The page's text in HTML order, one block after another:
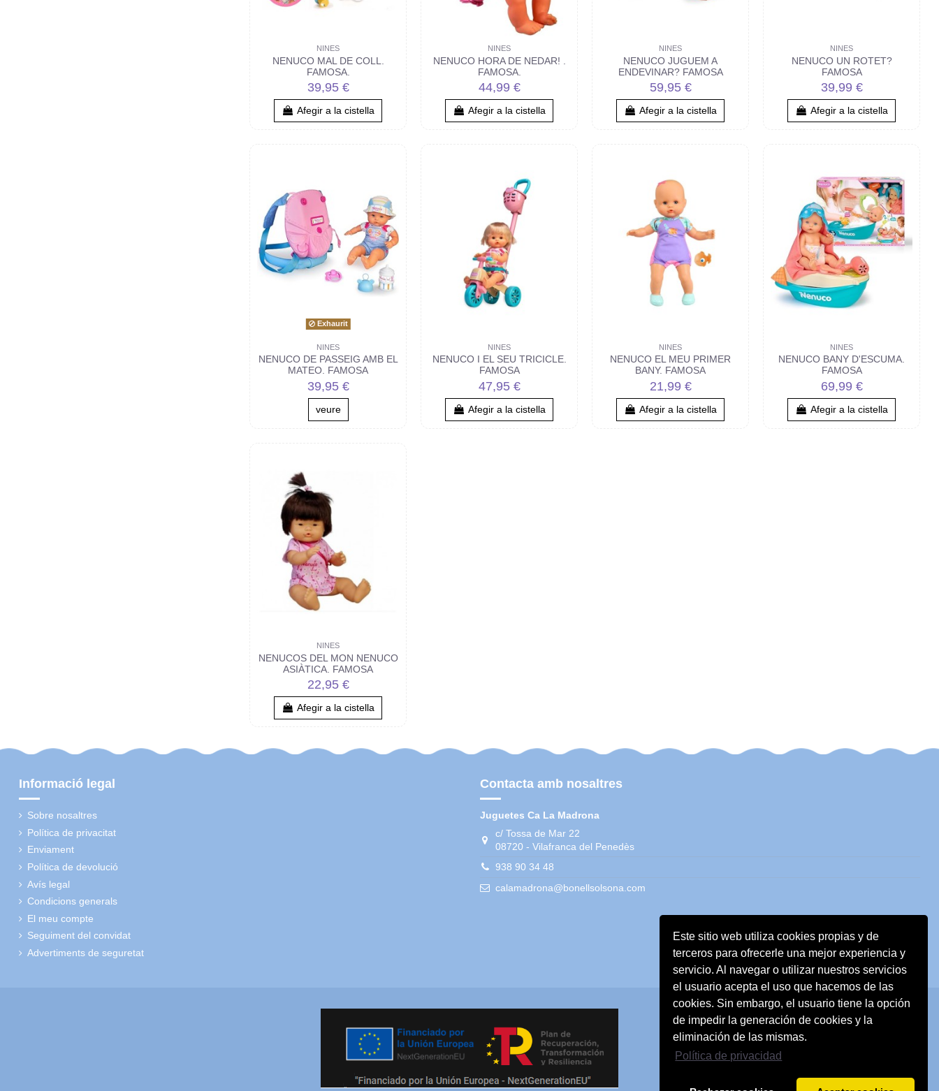
Este sitio web utiliza cookies propias y de
terceros para ofrecerle una mejor experiencia y
servicio. Al navegar o utilizar nuestros servicios
el usuario acepta el uso que hacemos de las
cookies. Sin embargo, el usuario tiene la opción
de impedir la generación de cookies y la
eliminación de las mismas.
Política de privacidad
NINES
NENUCO MAL DE COLL.
FAMOSA.
39,95 €
Afegir a la cistella
NINES
NENUCO HORA DE NEDAR! .
FAMOSA.
44,99 €
Afegir a la cistella
NINES
NENUCO JUGUEM A
ENDEVINAR? FAMOSA
59,95 €
Afegir a la cistella
NINES
NENUCO UN ROTET?
FAMOSA
39,99 €
Afegir a la cistella
Exhaurit
NINES
NENUCO DE PASSEIG AMB EL
MATEO. FAMOSA
39,95 €
veure
NINES
NENUCO I EL SEU TRICICLE.
FAMOSA
47,95 €
Afegir a la cistella
NINES
NENUCO EL MEU PRIMER
BANY. FAMOSA
21,99 €
Afegir a la cistella
NINES
NENUCO BANY D'ESCUMA.
FAMOSA
69,99 €
Afegir a la cistella
NINES
NENUCOS DEL MON NENUCO
ASIÀTICA. FAMOSA
22,95 €
Afegir a la cistella
Informació legal
Sobre nosaltres
Política de privacitat
Enviament
Política de devolució
Avís legal
Condicions generals
El meu compte
Seguiment del convidat
Advertiments de seguretat
Contacta amb nosaltres
Juguetes Ca La Madrona
c/ Tossa de Mar 22
08720 - Vilafranca del Penedès
938 90 34 48
calamadrona@bonellsolsona.com